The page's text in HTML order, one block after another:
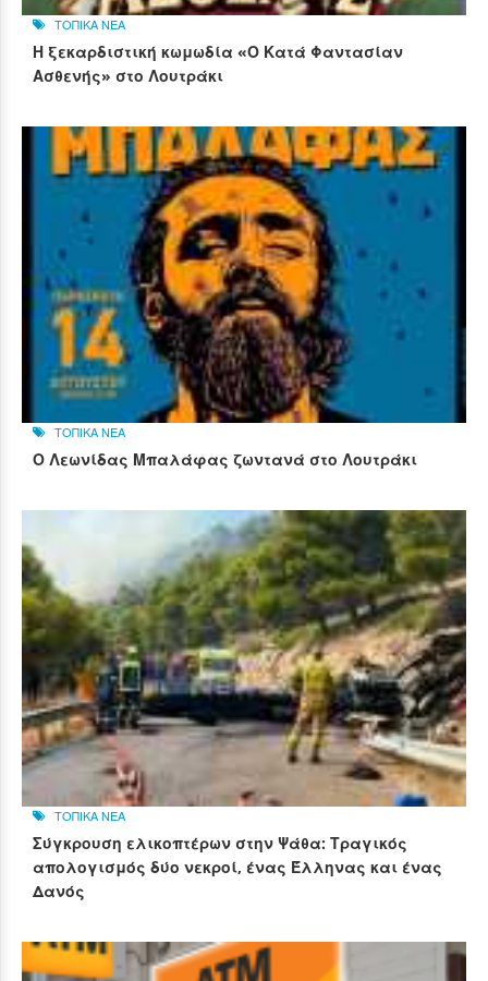
ΤΟΠΙΚΑ ΝΕΑ
Η ξεκαρδιστική κωμωδία «Ο Κατά Φαντασίαν
Ασθενής» στο Λουτράκι
ΤΟΠΙΚΑ ΝΕΑ
Ο Λεωνίδας Μπαλάφας ζωντανά στο Λουτράκι
ΤΟΠΙΚΑ ΝΕΑ
Σύγκρουση ελικοπτέρων στην Ψάθα: Τραγικός
απολογισμός δύο νεκροί, ένας Έλληνας και ένας
Δανός